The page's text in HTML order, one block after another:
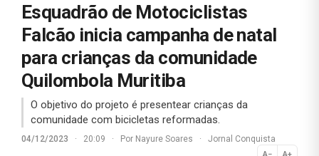
Esquadrão de Motociclistas
Falcão inicia campanha de natal
para crianças da comunidade
Quilombola Muritiba
O objetivo do projeto é presentear crianças da
comunidade com bicicletas reformadas.
04/12/2023 · 20:09 · Por Nayure Soares · Jornal Conquista